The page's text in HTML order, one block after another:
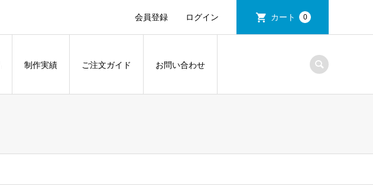
会員登録 ログイン カート 0
制作実績 ご注文ガイド お問い合わせ